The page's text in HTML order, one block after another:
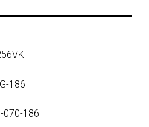
G-186
070-186